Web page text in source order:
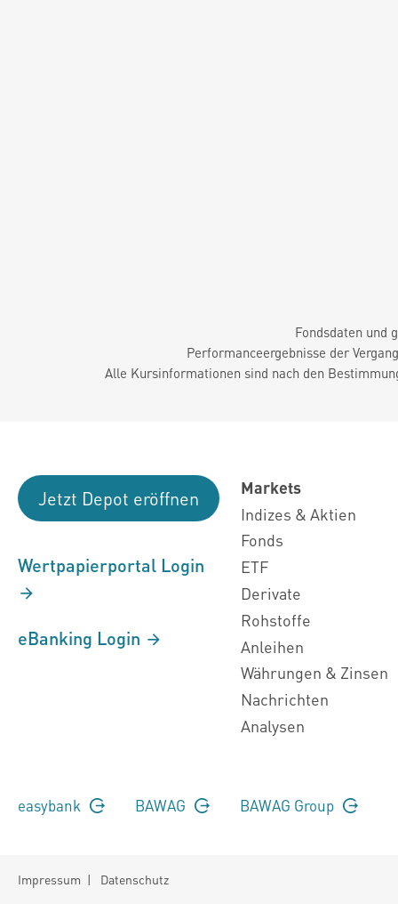
Fondsdaten und
Performanceergebnisse der
Alle Kursinformationen sind nach den
Jetzt Depot eröffnen
Wertpapierportal Login
eBanking Login
Markets
Indizes & Aktien
Fonds
ETF
Derivate
Rohstoffe
Anleihen
Währungen & Zinsen
Nachrichten
Analysen
easybank BAWAG BAWAG Group
Impressum | Datenschutz